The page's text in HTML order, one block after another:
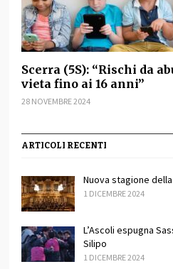
Scerra (5S): “Rischi da
vieta fino ai 16 anni”
28 NOVEMBRE 2024
ARTICOLI RECENTI
Nuova stagione
1 DICEMBRE 2024
L’Ascoli espugna
Silipo
1 DICEMBRE 2024